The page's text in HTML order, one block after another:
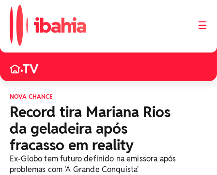
☰
•TV
NOVA CHANCE
Record tira Mariana Rios
da geladeira após
fracasso em reality
Ex-Globo tem futuro definido na emissora após
problemas com 'A Grande Conquista'